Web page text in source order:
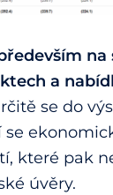
na
a
se do
které pak
úvěry.